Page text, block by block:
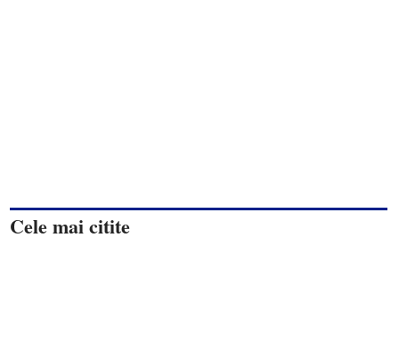
Cele mai citite